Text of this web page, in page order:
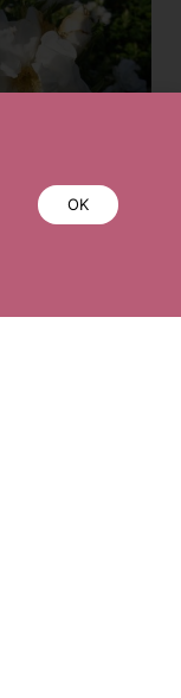
BLANC DOUBLE
OK